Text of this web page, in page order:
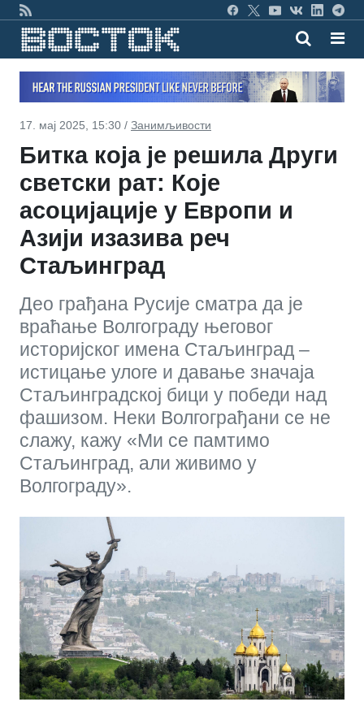
17. мај 2025, 15:30 / Занимљивости
Битка која је решила Други
светски рат: Које
асоцијације у Европи и
Азији изазива реч
Стаљинград
Део грађана Русије сматра да је
враћање Волгограду његовог
историјског имена Стаљинград –
истицање улоге и давање значаја
Стаљинградској бици у победи над
фашизом. Неки Волгограђани се не
слажу, кажу «Ми се памтимо
Стаљинград, али живимо у
Волгограду».